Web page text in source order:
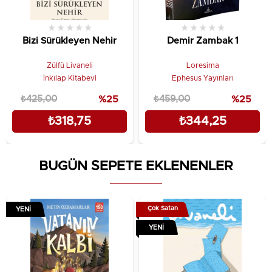
Bizi Sürükleyen Nehir
★ ★ ★ ★ ★
Zülfü Livaneli
İnkılap Kitabevi
₺318,75
₺425,00 %25
Demir Zambak 1
★ ★ ★ ★ ★
Loresima
Ephesus Yayınları
₺344,25
₺459,00 %25
BUGÜN SEPETE EKLENENLER
YENI Çok Satan
YENI